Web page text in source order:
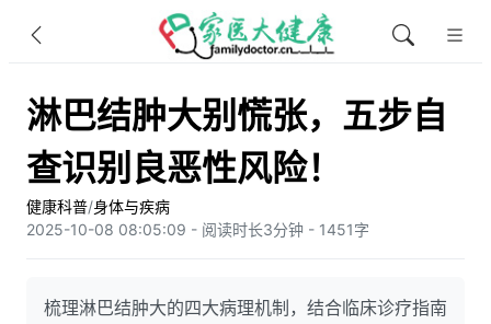
淋巴结肿大别慌张，五步自
查识别良恶性风险！
健康科普/身体与疾病
2025-10-08 08:05:09 - 阅读时长3分钟 - 1451字
梳理淋巴结肿大的四大病理机制，结合临床诊疗指南